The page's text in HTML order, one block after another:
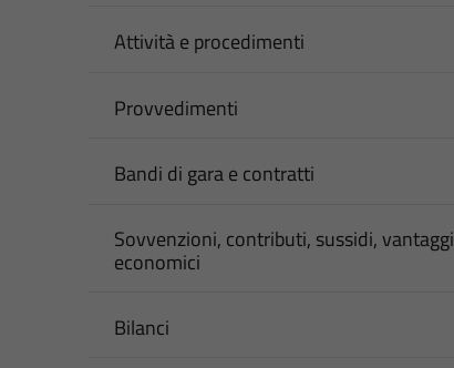
Attività e procedimenti
Provvedimenti
Bandi di gara e contratti
Sovvenzioni, contributi, sussidi, vantaggi
economici
Bilanci